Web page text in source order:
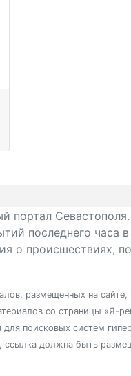
Севастополя.
последнего часа
о происшествиях,
размещенных на сайте,
со страницы «Я-
для поисковых систем
ссылка должна быть